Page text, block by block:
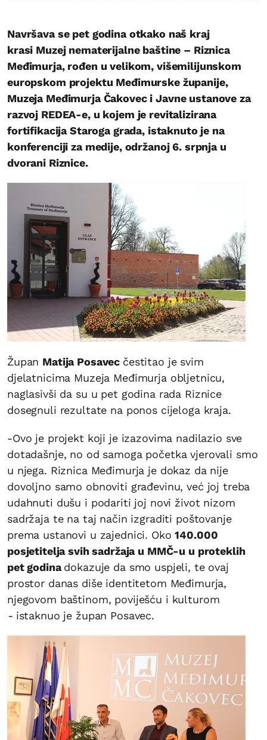
Navršava se pet godina otkako naš kraj
krasi Muzej nematerijalne baštine – Riznica
Međimurja, rođen u velikom, višemilijunskom
europskom projektu Međimurske županije,
Muzeja Međimurja Čakovec i Javne ustanove za
razvoj REDEA-e, u kojem je revitalizirana
fortifikacija Staroga grada, istaknuto je na
konferenciji za medije, održanoj 6. srpnja u
dvorani Riznice.
Župan Matija Posavec čestitao je svim
djelatnicima Muzeja Međimurja obljetnicu,
naglasivši da su u pet godina rada Riznice
dosegnuli rezultate na ponos cijeloga kraja.
-Ovo je projekt koji je izazovima nadilazio sve
dotadašnje, no od samoga početka vjerovali smo
u njega. Riznica Međimurja je dokaz da nije
dovoljno samo obnoviti građevinu, već joj treba
udahnuti dušu i podariti joj novi život nizom
sadržaja te na taj način izgraditi poštovanje
prema ustanovi u zajednici. Oko140.000
posjetitelja svih sadržaja u MMČ-u u proteklih
pet godinadokazuje da smo uspjeli, te ovaj
prostor danas diše identitetom Međimurja,
njegovom baštinom, poviješću i kulturom
-istaknuo je župan Posavec.